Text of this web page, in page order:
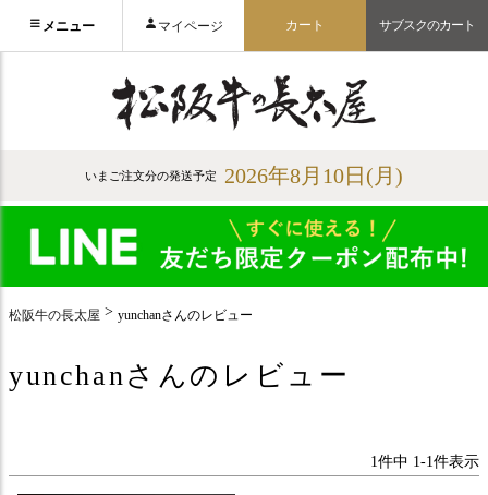
メニュー マイページ カート サブスクのカート
いまご注文分の発送予定 2026年8月10日(月)
松阪牛の長太屋 yunchanさんのレビュー
yunchanさんのレビュー
1件中 1-1件表示